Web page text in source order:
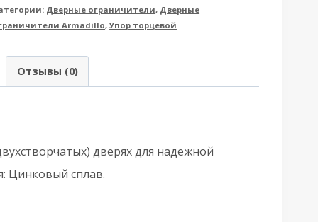
Дверные ограничители, Дверные
Armadillo,Упор торцевой
Отзывы (0)
дверях для надежной
Цинковый сплав.